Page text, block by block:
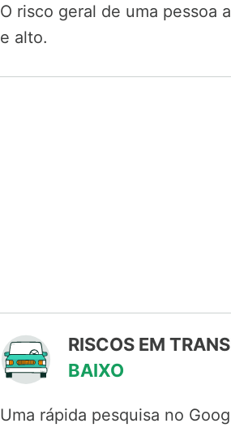
O risco geral de uma pessoa
e alto.
RISCOS EM
BAIXO
Uma rápida pesquisa no